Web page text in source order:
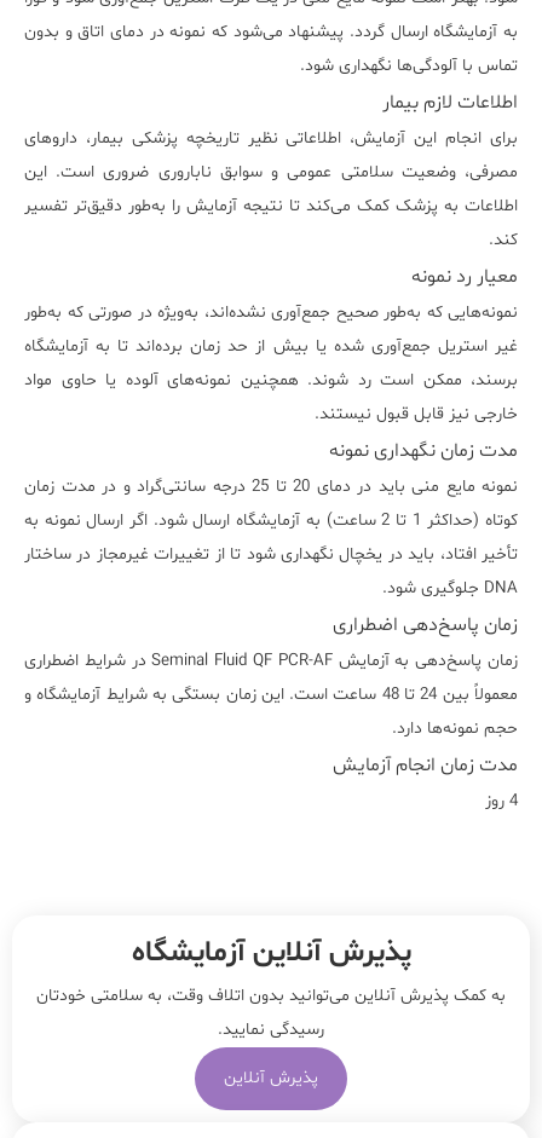
به آزمایشگاه ارسال گردد. پیشنهاد می‌شود که نمونه در دمای اتاق و بدون
تماس با آلودگی‌ها نگهداری شود.
اطلاعات لازم بیمار
برای انجام این آزمایش، اطلاعاتی نظیر تاریخچه پزشکی بیمار، داروهای
مصرفی، وضعیت سلامتی عمومی و سوابق ناباروری ضروری است. این
اطلاعات به پزشک کمک می‌کند تا نتیجه آزمایش را به‌طور دقیق‌تر تفسیر
کند.
معیار رد نمونه
نمونه‌هایی که به‌طور صحیح جمع‌آوری نشده‌اند، به‌ویژه در صورتی که به‌طور
غیر استریل جمع‌آوری شده یا بیش از حد زمان برده‌اند تا به آزمایشگاه
برسند، ممکن است رد شوند. همچنین نمونه‌های آلوده یا حاوی مواد
خارجی نیز قابل قبول نیستند.
مدت زمان نگهداری نمونه
نمونه مایع منی باید در دمای 20 تا 25 درجه سانتی‌گراد و در مدت زمان
کوتاه (حداکثر 1 تا 2 ساعت) به آزمایشگاه ارسال شود. اگر ارسال نمونه به
تأخیر افتاد، باید در یخچال نگهداری شود تا از تغییرات غیرمجاز در ساختار
DNA جلوگیری شود.
زمان پاسخ‌دهی اضطراری
زمان پاسخ‌دهی به آزمایش Seminal Fluid QF PCR-AF در شرایط اضطراری
معمولاً بین 24 تا 48 ساعت است. این زمان بستگی به شرایط آزمایشگاه و
حجم نمونه‌ها دارد.
مدت زمان انجام آزمایش
4 روز
پذیرش آنلاین آزمایشگاه
به کمک پذیرش آنلاین می‌توانید بدون اتلاف وقت، به سلامتی خودتان
رسیدگی نمایید.
پذیرش آنلاین